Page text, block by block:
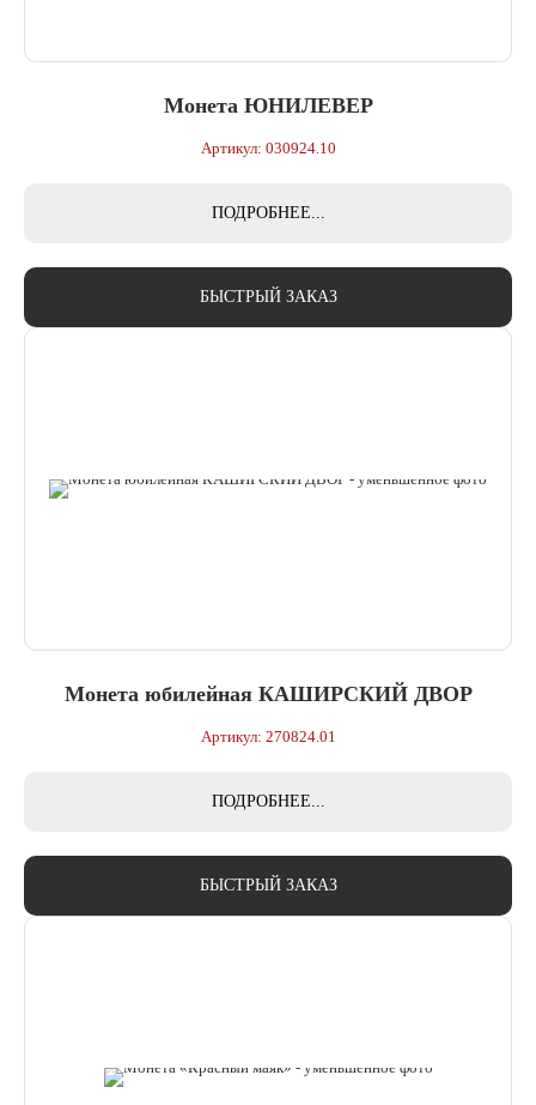
Монета ЮНИЛЕВЕР
Артикул: 030924.10
ПОДРОБНЕЕ...
БЫСТРЫЙ ЗАКАЗ
Монета юбилейная КАШИРСКИЙ ДВОР
Артикул: 270824.01
ПОДРОБНЕЕ...
БЫСТРЫЙ ЗАКАЗ